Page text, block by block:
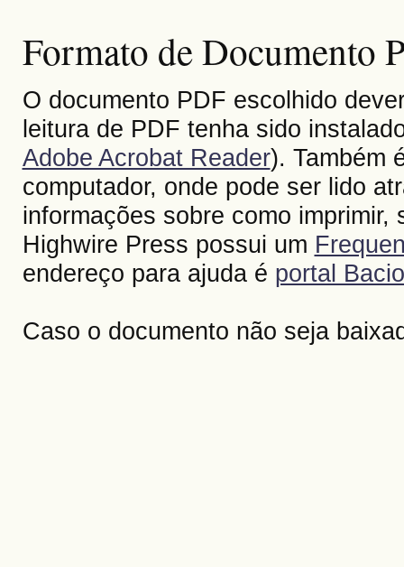
Formato de Documento
O documento PDF escolhido
leitura de PDF tenha sido
Adobe Acrobat Reader). Também
computador, onde pode ser lido
informações sobre como
Highwire Press possui um
endereço para ajuda é portal
Caso o documento não seja